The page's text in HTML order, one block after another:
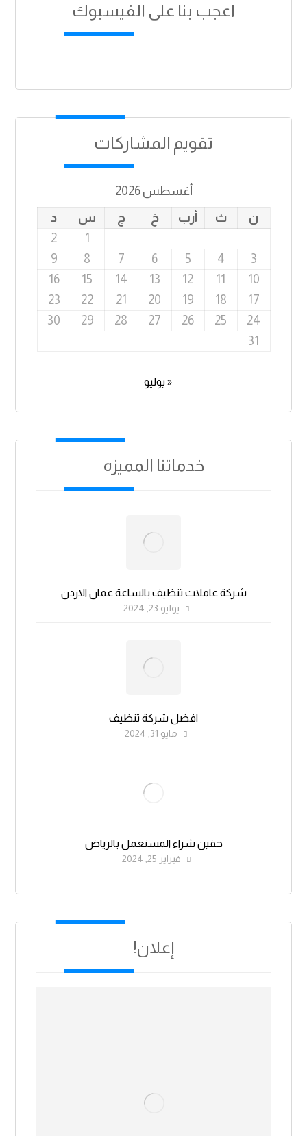
اعجب بنا على الفيسبوك
تقويم المشاركات
أغسطس 2026
ن
ث أرب خ ج س
د
1
2
3
4
5
6
7
8
9
10
11
12
13
14
15
16
17
18
19
20
21
22
23
24
25
26
27
28
29
30
31
« يوليو
خدماتنا المميزه
شركة عاملات تنظيف بالساعة عمان الاردن
يوليو 23, 2024
افضل شركة تنظيف
مايو 31, 2024
حقين شراء المستعمل بالرياض
فبراير 25, 2024
إعلان!